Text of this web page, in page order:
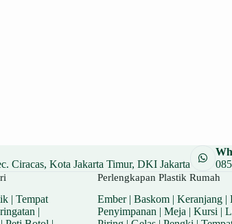
Ciracas, Kota Jakarta Timur, DKI Jakarta
| Tempat
|
Perlengkapan Plastik Rumah
Ember| Baskom| Keranjang|
Penyimpanan | Meja | Kursi |